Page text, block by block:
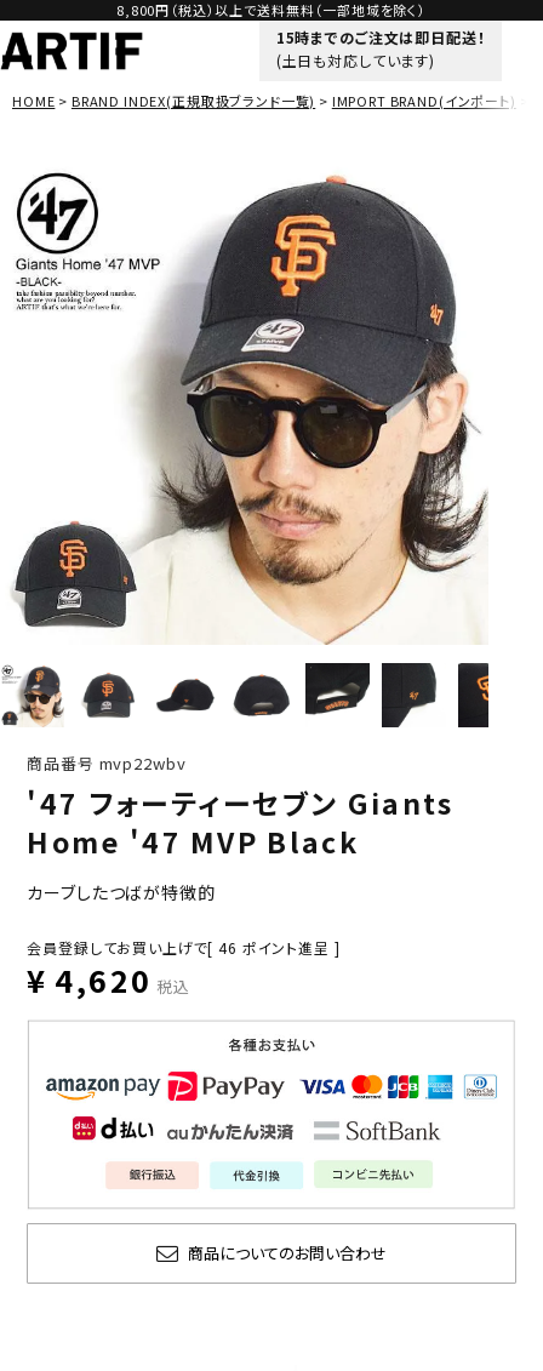
8,800円（税込）以上で送料無料（一部地域を除く）
15時までのご注文は即日配送！
(土日も対応しています)
HOME BRAND INDEX(正規取扱ブランド一覧) IMPORT BRAND(インポート)
商品番号 mvp22wbv
'47 フォーティーセブン Giants
Home '47 MVP Black
カーブしたつばが特徴的
会員登録してお買い上げで[ 46 ポイント進呈 ]
¥ 4,620 税込
商品についてのお問い合わせ